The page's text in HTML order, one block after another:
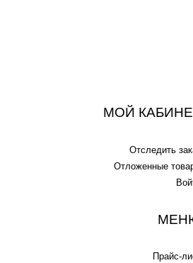
МОЙ
Отследить
Отложенные
Прайс-